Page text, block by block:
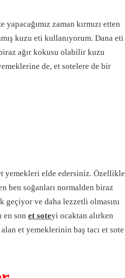
zaman kırmızı etten
kuzu eti kullanıyorum. Dana eti
ağır kokusu olabilir kuzu
de, et sotelere de bir
yemekleri elde edersiniz. Özellikle
ben soğanları normalden biraz
geçiyor ve daha lezzetli olmasını
en son et soteyi ocaktan alırken
alan et yemeklerinin baş tacı et sote